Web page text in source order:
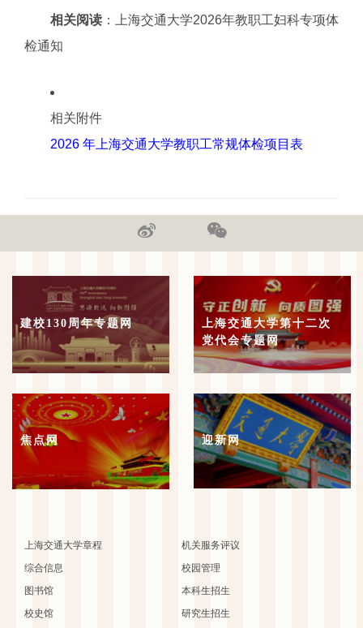
相关阅读 ：
上海交通大学2026年教职工妇科专项体
检通知
相关附件
2026 年上海交通大学教职工常规体检项目表